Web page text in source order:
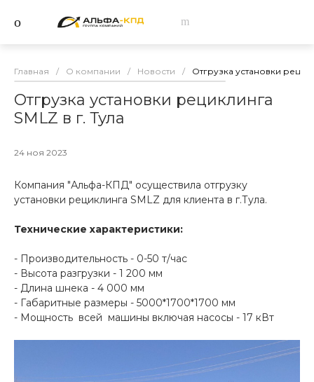
Главная / О компании / Новости / Отгрузка установки
Отгрузка установки рециклинга
SMLZ в г. Тула
24 ноя 2023
Компания "Альфа-КПД" осуществила отгрузку
установки рециклинга SMLZ для клиента в г.Тула.
Технические характеристики:
- Производительность - 0-50 т/час
- Высота разгрузки - 1 200 мм
- Длина шнека - 4 000 мм
- Габаритные размеры - 5000*1700*1700 мм
- Мощность всей машины включая насосы - 17 кВт